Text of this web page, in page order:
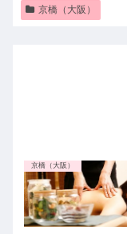
京橋（大阪）
京橋（大阪）